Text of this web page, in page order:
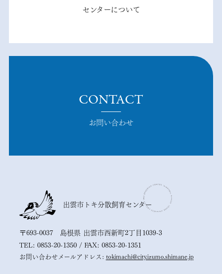
センターについて
CONTACT
お問い合わせ
出雲市トキ分散飼育センター
〒693-0037 島根県 出雲市西新町2丁目1039-3
TEL: 0853-20-1350 / FAX: 0853-20-1351
お問い合わせメールアドレス: tokimachi@city.izumo.shimane.jp